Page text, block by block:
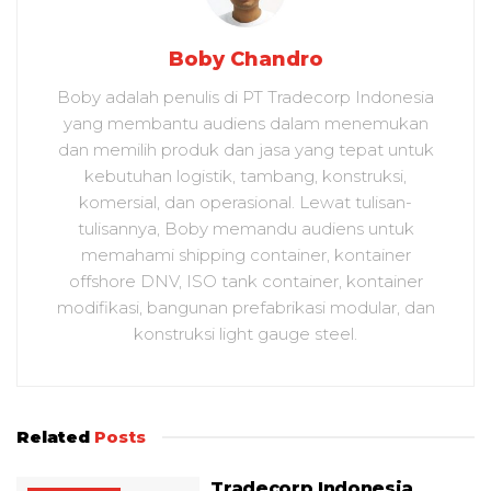
Boby Chandro
Boby adalah penulis di PT Tradecorp Indonesia
yang membantu audiens dalam menemukan
dan memilih produk dan jasa yang tepat untuk
kebutuhan logistik, tambang, konstruksi,
komersial, dan operasional. Lewat tulisan-
tulisannya, Boby memandu audiens untuk
memahami shipping container, kontainer
offshore DNV, ISO tank container, kontainer
modifikasi, bangunan prefabrikasi modular, dan
konstruksi light gauge steel.
Related Posts